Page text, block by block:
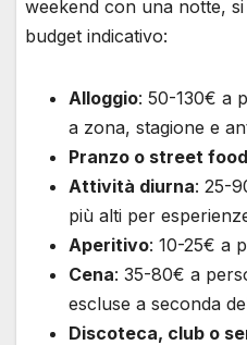
weekend con una notte,
budget indicativo:
Alloggio: 50-130€ a
a zona, stagione e
Pranzo o street food
Attività diurna: 25-
più alti per
Aperitivo: 10-25€ a
Cena: 35-80€ a
escluse a seconda
Discoteca, club o